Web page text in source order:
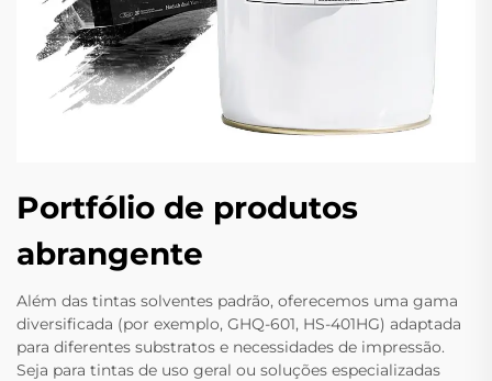
Portfólio de produtos
abrangente
Além das tintas solventes padrão, oferecemos uma gama
diversificada (por exemplo, GHQ-601, HS-401HG) adaptada
para diferentes substratos e necessidades de impressão.
Seja para tintas de uso geral ou soluções especializadas